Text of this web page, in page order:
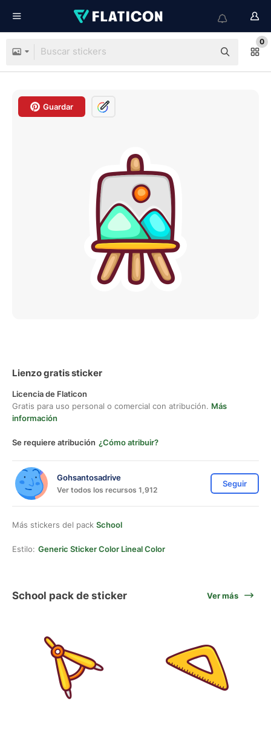
0
Guardar
Lienzo gratis sticker
Licencia de Flaticon
Gratis para uso personal o comercial con atribución. Más
información
Se requiere atribución ¿Cómo atribuir?
Gohsantosadrive
Ver todos los recursos 1,912
Seguir
Más stickers del pack School
Estilo: Generic Sticker Color Lineal Color
School pack de sticker Ver más